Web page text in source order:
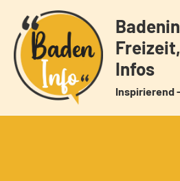
Inhalt
springen
Infos
Inspirierend